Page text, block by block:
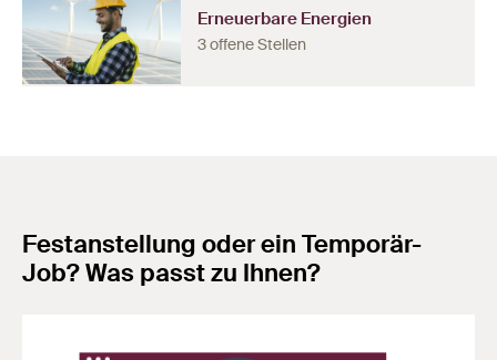
Erneuerbare Energien
3 offene Stellen
Festanstellung oder ein Temporär-
Job? Was passt zu Ihnen?